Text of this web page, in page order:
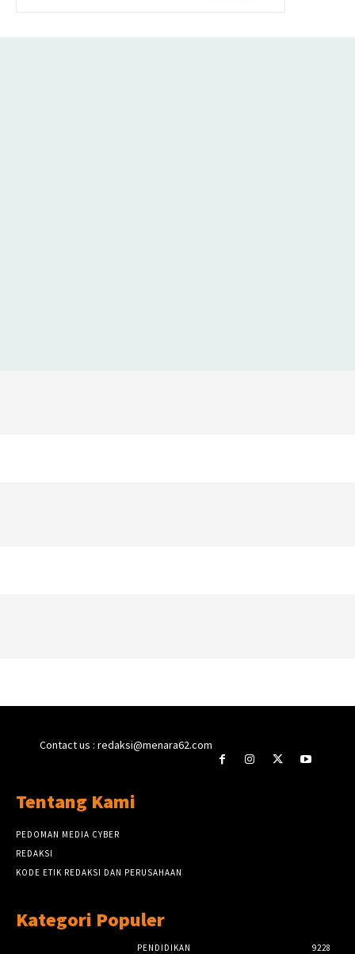
Contact us : redaksi@menara62.com
Tentang Kami
PEDOMAN MEDIA CYBER
REDAKSI
KODE ETIK REDAKSI DAN PERUSAHAAN
Kategori Populer
PENDIDIKAN 9228